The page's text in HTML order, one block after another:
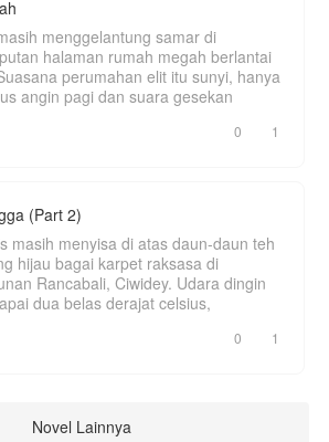
menggelantung samar di
halaman rumah megah berlantai
perumahan elit itu sunyi, hanya
angin pagi dan suara gesekan
0 1
(Part 2)
masih menyisa di atas daun-daun teh
hijau bagai karpet raksasa di
Rancabali, Ciwidey. Udara dingin
dua belas derajat celsius,
0 1
Novel Lainnya